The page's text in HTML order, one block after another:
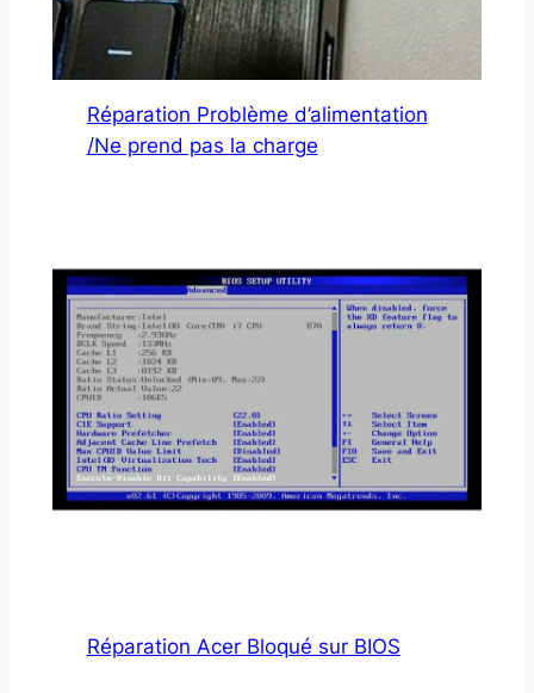
Réparation Problème d’alimentation
/Ne prend pas la charge
Réparation Acer Bloqué sur BIOS